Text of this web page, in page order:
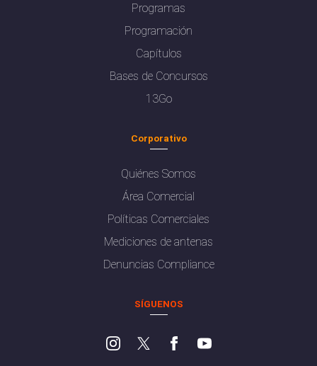
Programas
Programación
Capítulos
Bases de Concursos
13Go
Corporativo
Quiénes Somos
Área Comercial
Políticas Comerciales
Mediciones de antenas
Denuncias Compliance
SÍGUENOS